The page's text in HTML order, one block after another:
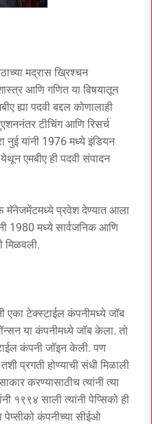
मद्रास ख्रिश्चन
आणि गणित या विषयातून
ह्या पदवी बद्दल कोणालाही
टीचिंग आणि रिसर्च
नुई यांनी 1976 मध्ये इंडियन
एमबीए ही पदवी संपादन
प्रवेश देण्यात आला
1980 मध्ये सार्वजनिक आणि
मिळवली.
एका टेक्स्टाईल कंपनीमध्ये जॉब
या कंपनीमध्ये जॉब केला. तो
कंपनी जॉइन केली. पण
प्रगती होण्याची संधी मिळाली
करण्यासाठीच त्यांनी त्या
१९९४ साली त्यांनी पेप्सिको ही
कंपनीच्या सीईओ